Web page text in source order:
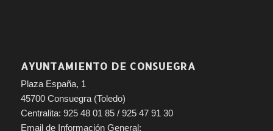
AYUNTAMIENTO DE CONSUEGRA
Plaza España, 1
45700 Consuegra (Toledo)
Centralita: 925 48 01 85 / 925 47 91 30
Email de Información General: